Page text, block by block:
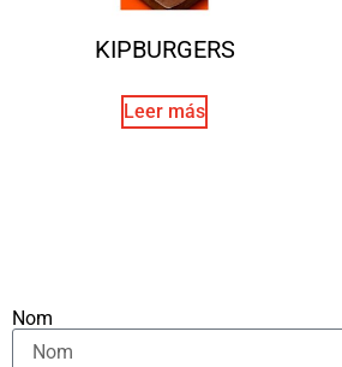
KIPBURGERS
Leer más
Nom